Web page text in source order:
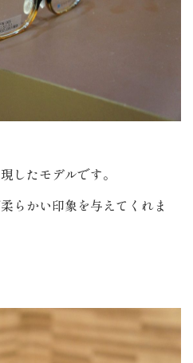
したモデルです。
らかい印象を与えてくれま